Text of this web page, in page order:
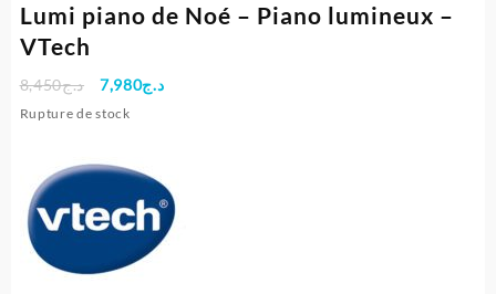
Lumi piano de Noé – Piano lumineux –
VTech
د.ج8,450
Le
prix
د.ج7,980
Le
Rupture de stock